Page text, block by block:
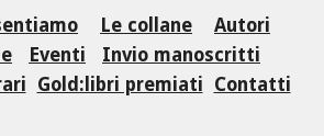
Le collane
Autori
Eventi
Invio manoscritti
Gold:libri premiati Contatti